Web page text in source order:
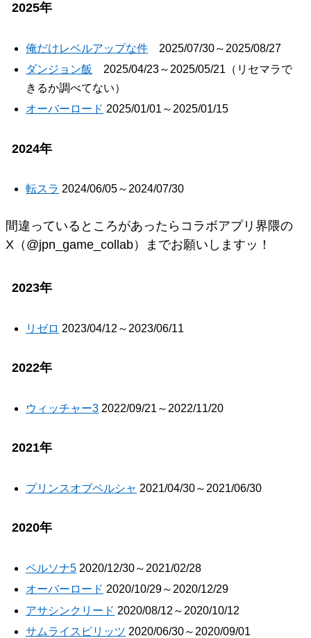
2025年
俺だけレベルアップな件 2025/07/30～2025/08/27
ダンジョン飯
2025/04/23～2025/05/21（リセマラで
きるか調べてない）
オーバーロード 2025/01/01～2025/01/15
2024年
転スラ 2024/06/05～2024/07/30
間違っているところがあったらコラボアプリ界隈の
X（@jpn_game_collab）までお願いしますッ！
2023年
リゼロ 2023/04/12～2023/06/11
2022年
ウィッチャー3 2022/09/21～2022/11/20
2021年
プリンスオブペルシャ 2021/04/30～2021/06/30
2020年
ペルソナ5 2020/12/30～2021/02/28
オーバーロード 2020/10/29～2020/12/29
アサシンクリード 2020/08/12～2020/10/12
サムライスピリッツ 2020/06/30～2020/09/01